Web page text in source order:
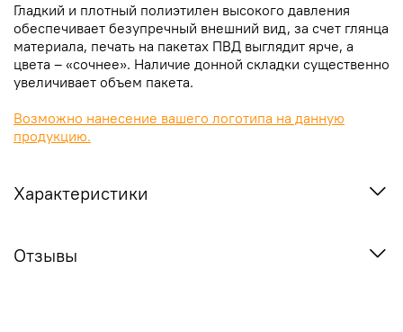
Гладкий и плотный полиэтилен высокого давления
обеспечивает безупречный внешний вид, за счет глянца
материала, печать на пакетах ПВД выглядит ярче, а
цвета – «сочнее». Наличие донной складки существенно
увеличивает объем пакета.
Возможно нанесение вашего логотипа на данную
продукцию.
Характеристики
Отзывы